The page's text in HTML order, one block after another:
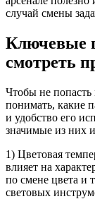
случай смены
Ключевые
смотреть
Чтобы не
понимать, какие
и удобство его
значимые из них
1) Цветовая
влияет на
по смене цвета и
световых